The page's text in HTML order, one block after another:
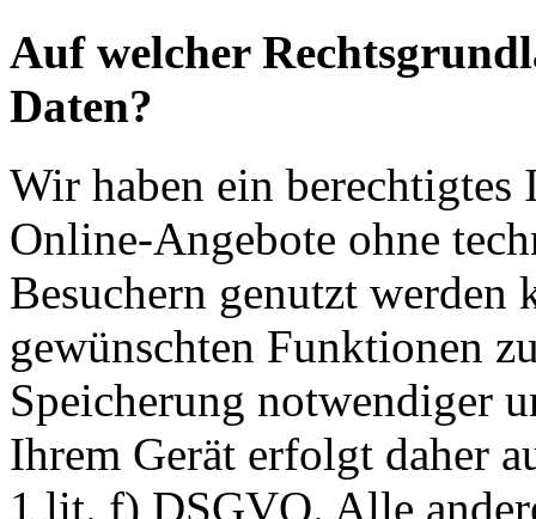
Auf welcher
Daten?
Wir haben ein berechtigtes
Online-Angebote ohne
Besuchern genutzt werden
gewünschten Funktionen
Speicherung notwendiger
Ihrem Gerät erfolgt daher
1 lit. f) DSGVO. Alle